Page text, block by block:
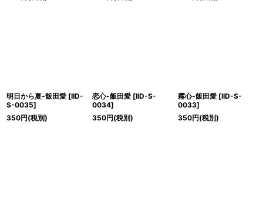
明日から夏-飯田愛 [IID-
S-0035]
350円(税別)
恋心-飯田愛 [IID-S-
0034]
350円(税別)
霧心-飯田愛 [IID-S-
0033]
350円(税別)